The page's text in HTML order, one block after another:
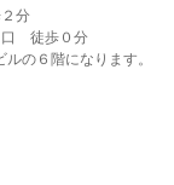
分
口 徒歩０分
の６階になります。